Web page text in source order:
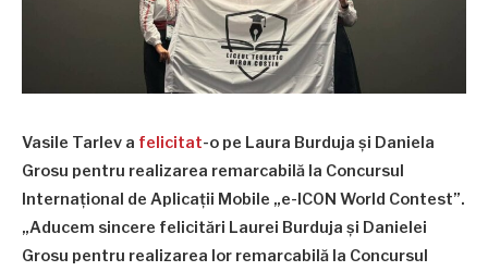
Vasile Tarlev a felicitat-o pe Laura Burduja și Daniela
Grosu pentru realizarea remarcabilă la Concursul
Internațional de Aplicații Mobile „e-ICON World Contest”.
„Aducem sincere felicitări Laurei Burduja și Danielei
Grosu pentru realizarea lor remarcabilă la Concursul